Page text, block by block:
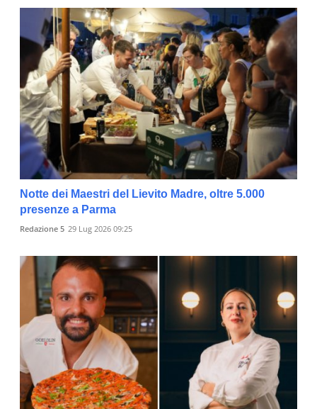
Notte dei Maestri del Lievito Madre, oltre 5.000
presenze a Parma
Redazione 5 29 Lug 2026 09:25